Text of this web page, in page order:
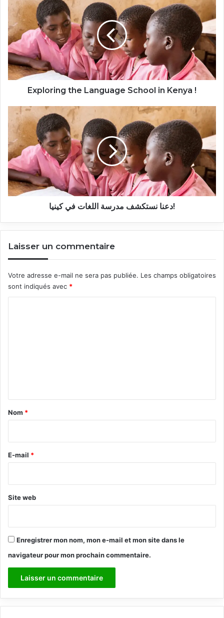
the
Language
School
in
Kenya
!
Exploring the Language School in Kenya !
نستكشف
مدرسة
اللغات
في
دعنا نستكشف مدرسة اللغات في كينيا!
Laisser un commentaire
Votre adresse e-mail ne sera pas publiée. Les champs obligatoires
sont indiqués avec *
a
e
Nom *
E-mail *
Site web
Enregistrer mon nom, mon e-mail et mon site dans le
navigateur pour mon prochain commentaire.